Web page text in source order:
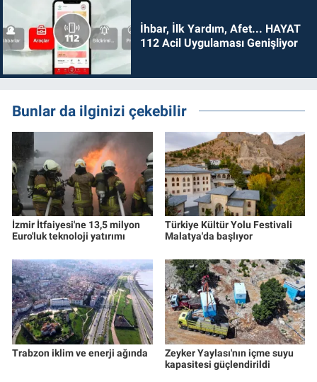
İhbar, İlk Yardım, Afet... HAYAT
112 Acil Uygulaması Genişliyor
Bunlar da ilginizi çekebilir
İzmir İtfaiyesi'ne 13,5 milyon
Euro'luk teknoloji yatırımı
Türkiye Kültür Yolu Festivali
Malatya'da başlıyor
Trabzon iklim ve enerji ağında
Zeyker Yaylası'nın içme suyu
kapasitesi güçlendirildi